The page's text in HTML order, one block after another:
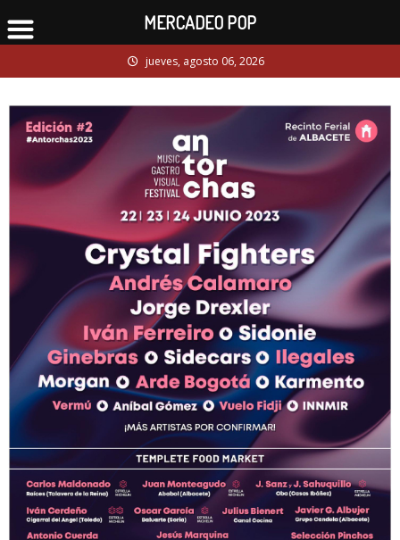
to
jueves, agosto 06, 2026
MERCADEO POP